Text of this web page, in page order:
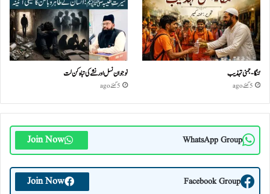
گنگا-جمنی تہذیب
5 گھنٹے ago
نوجوان نسل اور نشے کی تباہ کن لت
5 گھنٹے ago
WhatsApp Group
Join Now
Facebook Group
Join Now